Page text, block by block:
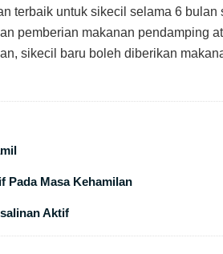
terbaik untuk sikecil selama 6
pemberian makanan pendamping
sikecil baru boleh diberikan
Pada Masa Kehamilan
Aktif